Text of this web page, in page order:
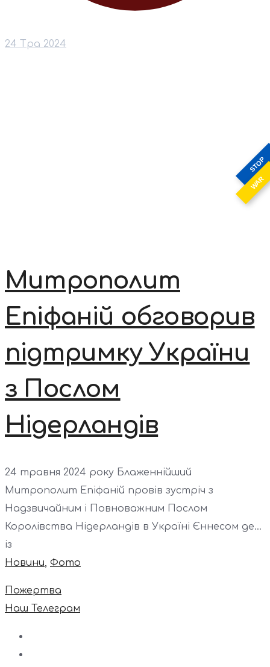
STOP
WAR
24 Тра 2024
Митрополит
Епіфаній обговорив
підтримку України
з Послом
Нідерландів
24 травня 2024 року Блаженнійший
Митрополит Епіфаній провів зустріч з
Надзвичайним і Повноважним Послом
Королівства Нідерландів в Україні Єннесом де...
із
Новини, Фото
Пожертва
Наш Телеграм